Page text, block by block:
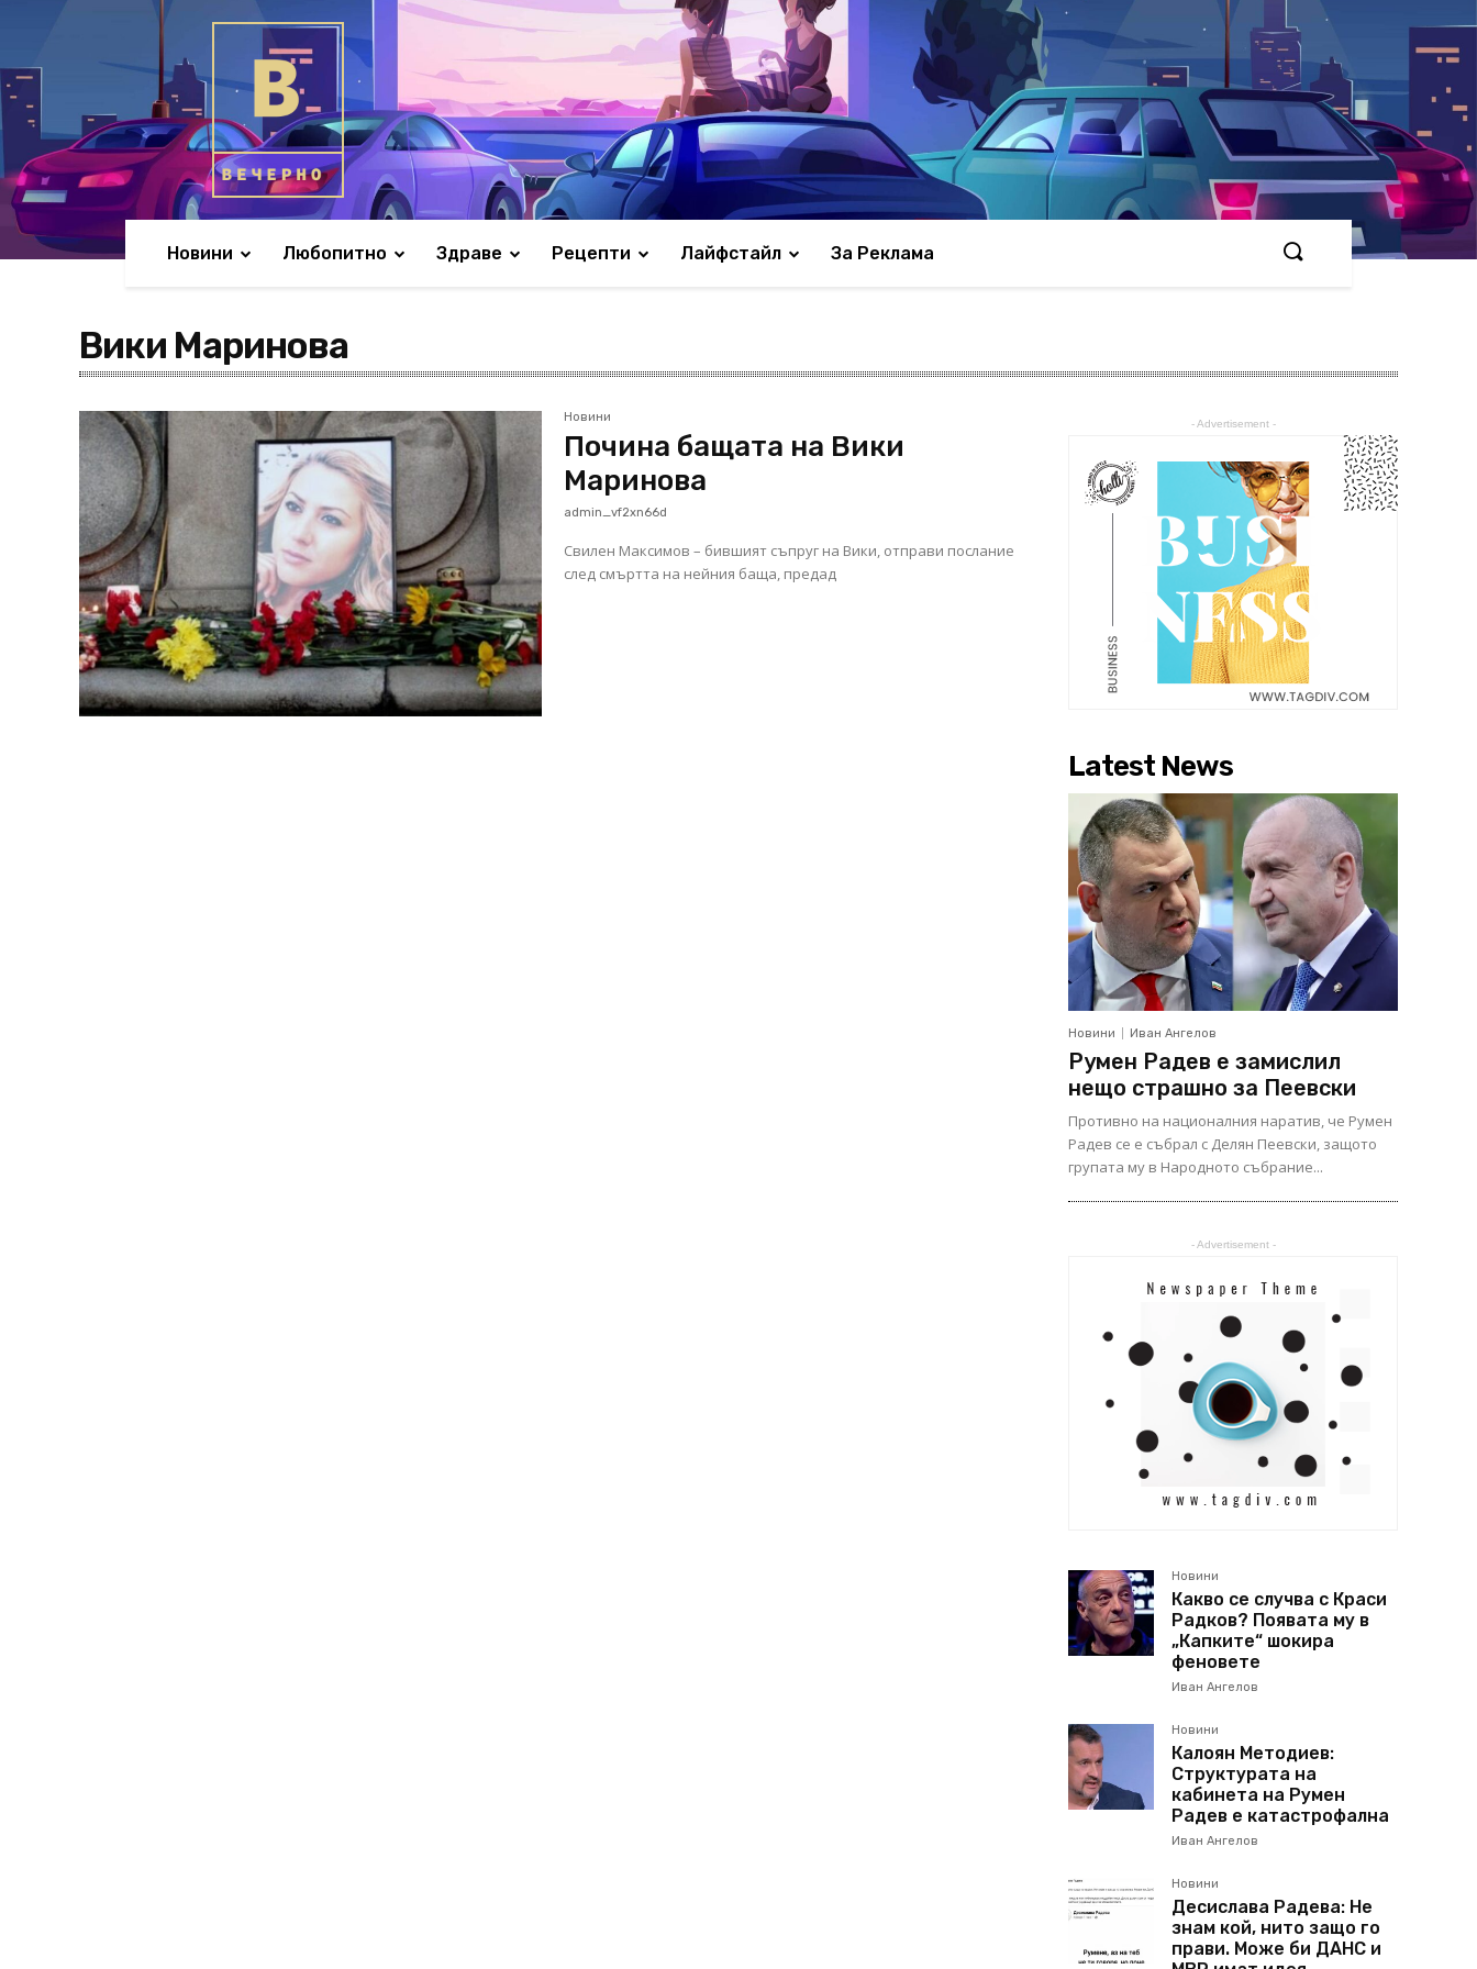
Новини Любопитно Здраве Рецепти Лайфстайл За Реклама
Вики Маринова
Новини
Почина бащата на Вики
Маринова
admin_vf2xn66d
Свилен Максимов – бившият съпруг на Вики, отправи послание
след смъртта на нейния баща, предад
- Advertisement -
Latest News
Новини Иван Ангелов
Румен Радев е замислил
нещо страшно за Пеевски
Противно на националния наратив, че Румен
Радев се е събрал с Делян Пеевски, защото
групата му в Народното събрание...
- Advertisement -
Новини
Какво се случва с Краси
Радков? Появата му в
„Капките“ шокира
феновете
Иван Ангелов
Новини
Калоян Методиев:
Структурата на
кабинета на Румен
Радев е катастрофална
Иван Ангелов
Новини
Десислава Радева: Не
знам кой, нито защо го
прави. Може би ДАНС и